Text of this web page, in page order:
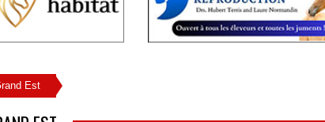
Est